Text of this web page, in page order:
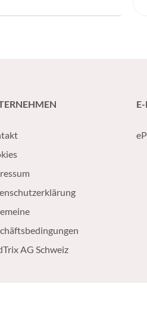
dès le diagnostic et non
AG Schweiz